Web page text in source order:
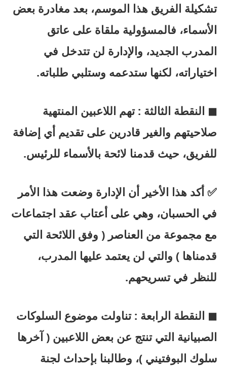
تشكيلة الفريق هذا الموسم، بعد مغادرة بعض
الأسماء، فالمسؤولية ملقاة على عاتق
المدرب الجديد، والإدارة لن تتدخل في
اختياراته، لكنها ستدعمه وستلبي طلباته.
◼ النقطة الثالثة : تهم اللاعبين المنتهية
صلاحيتهم والغير قادرين على تقديم أي إضافة
للفريق، حيث قدمنا لائحة بالأسماء للرئيس.
✅ أكد هذا الأخير أن الإدارة وضعت هذا الأمر
في الحسبان، وهي على أعتاب عقد اجتماعات
مع مجموعة من العناصر ( وفق اللائحة التي
قدمناها ) والتي لن يعتمد عليها المدرب،
للنظر في تسريحهم.
◼ النقطة الرابعة : تناولت موضوع السلوكات
الصبيانية التي تنتج عن بعض اللاعبين ( آخرها
سلوك البوفتيني )، وطالبنا بإحداث لجنة